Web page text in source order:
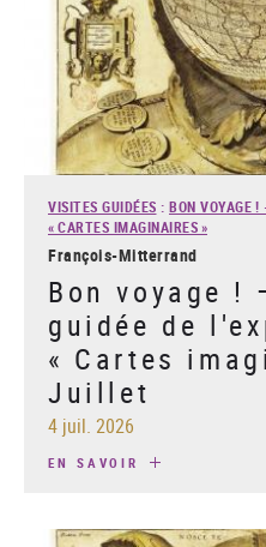
VISITES GUIDÉES : BON VOYAGE
« CARTES IMAGINAIRES »
François-Mitterrand
Bon voyage !
guidée de
« Cartes
Juillet
4 juil. 2026
EN SAVOIR